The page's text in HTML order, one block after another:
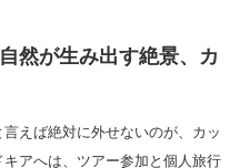
然が生み出す絶景、カ
えば絶対に外せないのが、カッ
アへは、ツアー参加と個人旅行